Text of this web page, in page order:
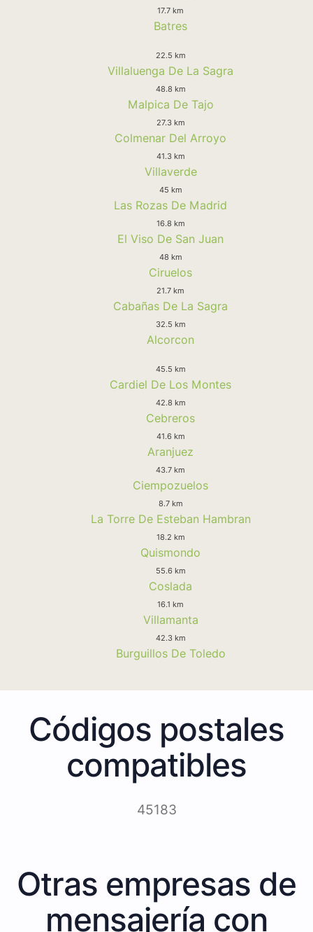
17.7 km
Batres
22.5 km
Villaluenga De La Sagra
48.8 km
Malpica De Tajo
27.3 km
Colmenar Del Arroyo
41.3 km
Villaverde
45 km
Las Rozas De Madrid
16.8 km
El Viso De San Juan
48 km
Ciruelos
21.7 km
Cabañas De La Sagra
32.5 km
Alcorcon
45.5 km
Cardiel De Los Montes
42.8 km
Cebreros
41.6 km
Aranjuez
43.7 km
Ciempozuelos
8.7 km
La Torre De Esteban Hambran
18.2 km
Quismondo
55.6 km
Coslada
16.1 km
Villamanta
42.3 km
Burguillos De Toledo
Códigos postales
compatibles
45183
Otras empresas de
mensajería con